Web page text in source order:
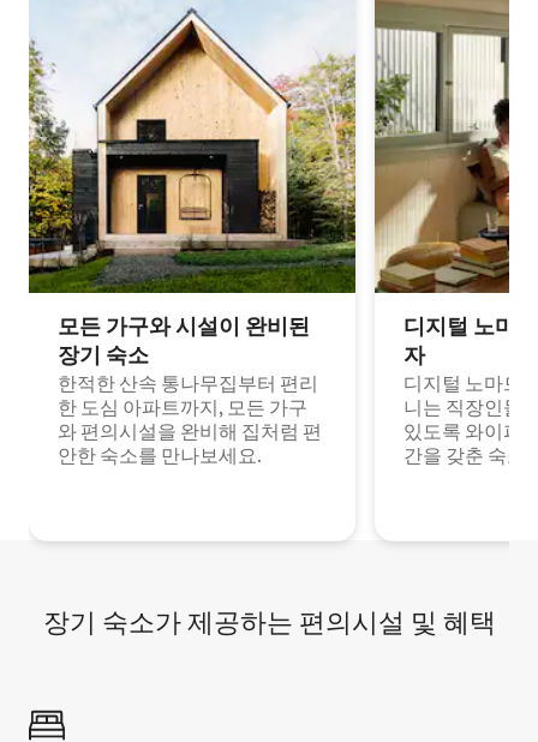
모든 가구와 시설이 완비된
장기 숙소
한적한 산속 통나무집부터 편리
한 도심 아파트까지, 모든 가구
와 편의시설을 완비해 집처럼 편
안한 숙소를 만나보세요.
디지털 노마
자
디지털 노마드
니는 직장인들
있도록 와이파
간을 갖춘 숙소
장기 숙소가 제공하는 편의시설 및 혜택